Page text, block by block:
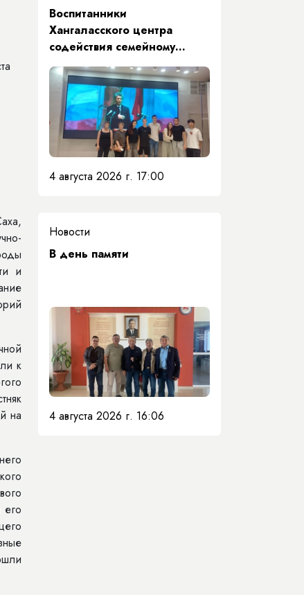
и
к
на
​Воспитанники
Хангаласского центра
содействия семейному
воспитанию почтили память
Первого Президента Якутии
4 августа 2026 г. 17:00
Новости
​В день памяти
4 августа 2026 г. 16:06